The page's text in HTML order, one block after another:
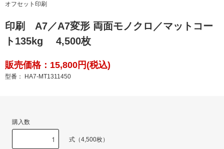
オフセット印刷
印刷 A7／A7変形 両面モノクロ／マットコー
ト135kg 4,500枚
販売価格：15,800円(税込)
型番： HA7-MT1311450
購入数
式（4,500枚）